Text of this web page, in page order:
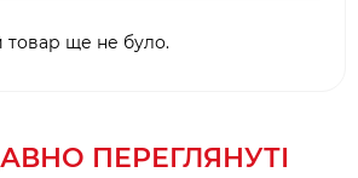
товар ще не було.
ПЕРЕГЛЯНУТІ